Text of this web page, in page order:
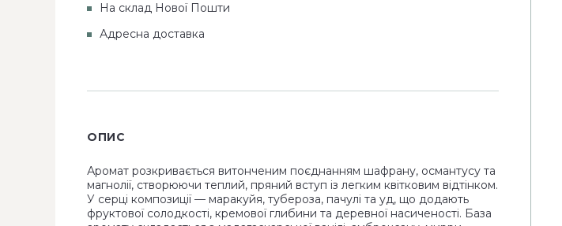
На склад Нової Пошти
Адресна доставка
ОПИС
Аромат розкривається витонченим поєднанням шафрану, османтусу та
магнолії, створюючи теплий, пряний вступ із легким квітковим відтінком.
У серці композиції — маракуйя, тубероза, пачулі та уд, що додають
фруктової солодкості, кремової глибини та деревної насиченості. База